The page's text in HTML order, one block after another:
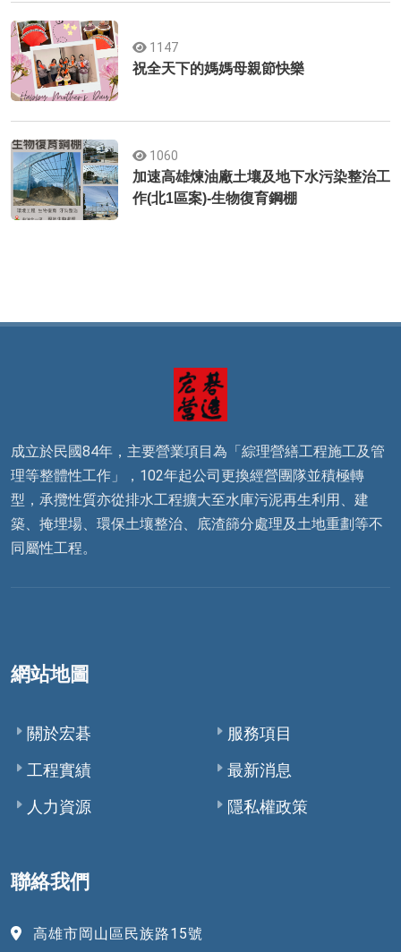
1147
祝全天下的媽媽母親節快樂
1060
加速高雄煉油廠土壤及地下水污染整治工
作(北1區案)-生物復育鋼棚
成立於民國84年，主要營業項目為「綜理營繕工程施工及管
理等整體性工作」，102年起公司更換經營團隊並積極轉
型，承攬性質亦從排水工程擴大至水庫污泥再生利用、建
築、掩埋場、環保土壤整治、底渣篩分處理及土地重劃等不
同屬性工程。
網站地圖
關於宏碁
工程實績
人力資源
服務項目
最新消息
隱私權政策
聯絡我們
高雄市岡山區民族路15號